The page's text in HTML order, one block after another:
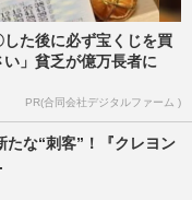
した後に必ず宝くじを買
い」貧乏が億万長者に
PR(合同会社デジタルファーム )
な“刺客”！『クレヨン